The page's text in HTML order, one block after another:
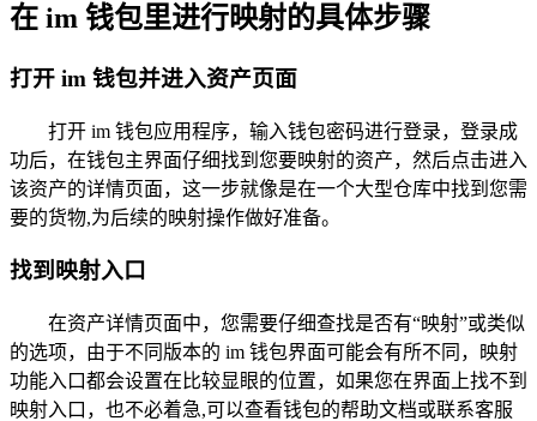
在 im 钱包里进行映射的具体步骤
打开 im 钱包并进入资产页面
打开 im 钱包应用程序，输入钱包密码进行登录，登录成
功后，在钱包主界面仔细找到您要映射的资产，然后点击进入
该资产的详情页面，这一步就像是在一个大型仓库中找到您需
要的货物,为后续的映射操作做好准备。
找到映射入口
在资产详情页面中，您需要仔细查找是否有“映射”或类似
的选项，由于不同版本的 im 钱包界面可能会有所不同，映射
功能入口都会设置在比较显眼的位置，如果您在界面上找不到
映射入口，也不必着急,可以查看钱包的帮助文档或联系客服